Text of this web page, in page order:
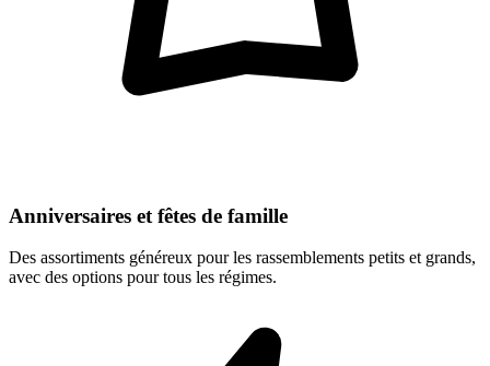
Anniversaires et fêtes de famille
Des assortiments généreux pour les rassemblements petits et grands,
avec des options pour tous les régimes.